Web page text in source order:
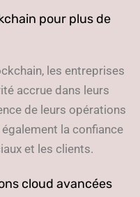
pour plus de
les entreprises
accrue dans leurs
de leurs opérations
la confiance
et les clients.
cloud avancées